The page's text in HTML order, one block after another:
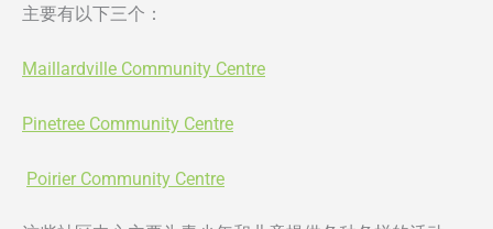
主要有以下三个：
Maillardville Community Centre
Pinetree Community Centre
Poirier Community Centre